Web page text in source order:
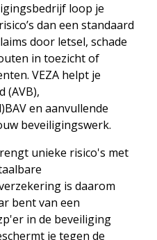
loop je
dan een standaard
door letsel, schade
in toezicht of
VEZA helpt je
(AVB),
en aanvullende
beveiligingswerk.
unieke risico's met
is daarom
bent van een
in de beveiliging
je tegen de